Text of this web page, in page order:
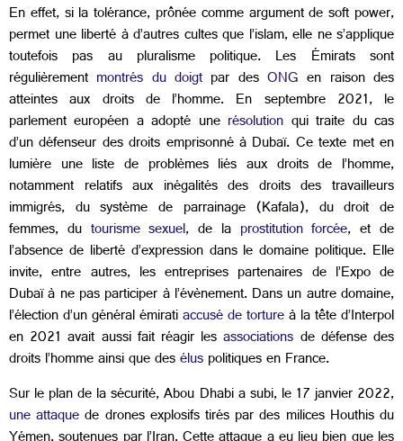
En effet, si la tolérance, prônée comme argument de soft power,
permet une liberté à d’autres cultes que l’islam, elle ne s’applique
toutefois pas au pluralisme politique. Les Émirats sont
régulièrement montrés du doigt par desONG en raison des
atteintes aux droits de l’homme. En septembre 2021, le
parlement européen a adopté une résolution qui traite du cas
d’un défenseur des droits emprisonné à Dubaï. Ce texte met en
lumière une liste de problèmes liés aux droits de l’homme,
notamment relatifs aux inégalités des droits des travailleurs
immigrés, du système de parrainage (Kafala), du droit de
femmes, du tourisme sexuel, de la prostitution forcée, et de
l’absence de liberté d’expression dans le domaine politique. Elle
invite, entre autres, les entreprises partenaires de l’Expo de
Dubaï à ne pas participer à l’évènement. Dans un autre domaine,
l’élection d’un général émiratiaccusé de tortureà la tête d’Interpol
en 2021 avait aussi fait réagir lesassociations de défense des
droits l’homme ainsi que deséluspolitiques en France.
Sur le plan de la sécurité, Abou Dhabi a subi, le 17 janvier 2022,
une attaquede drones explosifs tirés par des milices Houthis du